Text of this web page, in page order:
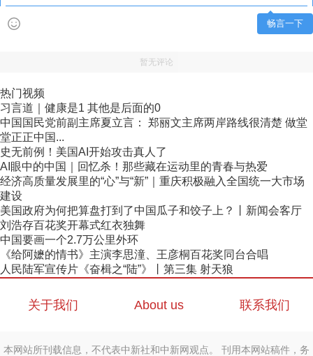
畅言一下
暂无评论
热门视频
习言道｜健康是1 其他是后面的0
中国国民党前副主席夏立言： 郑丽文主席两岸路线很清楚 做堂
堂正正中国...
史无前例！美国AI开始攻击真人了
AI眼中的中国｜回忆杀！那些藏在运动里的青春与热爱
经济高质量发展里的“心”与“新”｜重庆积极融入全国统一大市场
建设
美国政府为何把算盘打到了中国瓜子和饺子上？丨新闻会客厅
刘浩存百花奖开幕式红衣独舞
中国要画一个2.7万公里外环
《给阿嬷的情书》主演李思潼、王彦桐百花奖同台合唱
人民陆军宣传片《奋楫之“陆”》丨第三集 射天狼
关于我们 About us 联系我们
本网站所刊载信息，不代表中新社和中新网观点。 刊用本网站稿件，务